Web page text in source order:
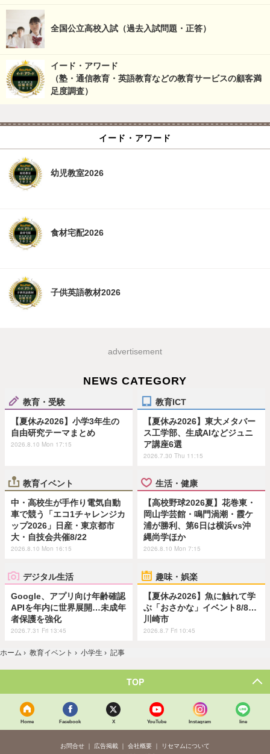
全国公立高校入試（過去入試問題・正答）
イード・アワード
（塾・通信教育・英語教育などの教育サービスの顧客満
足度調査）
イード・アワード
幼児教室2026
食材宅配2026
子供英語教材2026
advertisement
NEWS CATEGORY
教育・受験
【夏休み2026】小学3年生の
自由研究テーマまとめ
2026.8.10 Mon 17:15
教育ICT
【夏休み2026】東大メタバー
ス工学部、生成AIなどジュニ
ア講座6選
2026.7.30 Thu 11:15
教育イベント
中・高校生が手作り電気自動
車で競う「エコ1チャレンジカ
ップ2026」日産・東京都市
大・自技会共催8/22
2026.8.10 Mon 16:15
生活・健康
【高校野球2026夏】花巻東・
岡山学芸館・鳴門渦潮・霞ケ
浦が勝利、第6日は横浜vs沖
縄尚学ほか
2026.8.10 Mon 7:15
デジタル生活
Google、アプリ向け年齢確認
APIを年内に世界展開…未成年
者保護を強化
2026.7.31 Fri 13:45
趣味・娯楽
【夏休み2026】魚に触れて学
ぶ「おさかな」イベント8/8…
川崎市
2026.8.7 Fri 10:45
ホーム › 教育イベント › 小学生 › 記事
TOP
Home Facebook X YouTube Instagram line
お問合せ 広告掲載 会社概要
リセマムについて